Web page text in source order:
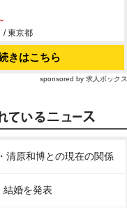
/ 東京都
きはこちら
sponsored by 求人ボックス
清原和博との現在の関係
結婚を発表